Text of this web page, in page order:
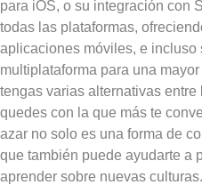
para iOS, o su integración con
todas las plataformas,
aplicaciones móviles, e incluso
multiplataforma para una
tengas varias alternativas
quedes con la que más te
azar no solo es una forma de
que también puede ayudarte a
aprender sobre nuevas culturas.